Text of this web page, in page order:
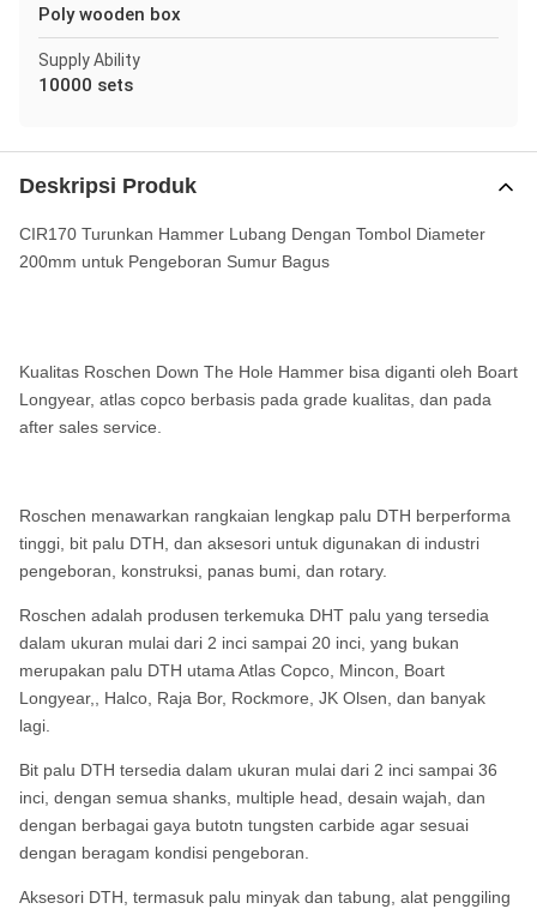
Poly wooden box
Supply Ability
10000 sets
Deskripsi Produk
CIR170 Turunkan Hammer Lubang Dengan Tombol Diameter
200mm untuk Pengeboran Sumur Bagus
Kualitas Roschen Down The Hole Hammer bisa diganti oleh Boart
Longyear, atlas copco berbasis pada grade kualitas, dan pada
after sales service.
Roschen menawarkan rangkaian lengkap palu DTH berperforma
tinggi, bit palu DTH, dan aksesori untuk digunakan di industri
pengeboran, konstruksi, panas bumi, dan rotary.
Roschen adalah produsen terkemuka DHT palu yang tersedia
dalam ukuran mulai dari 2 inci sampai 20 inci, yang bukan
merupakan palu DTH utama Atlas Copco, Mincon, Boart
Longyear,, Halco, Raja Bor, Rockmore, JK Olsen, dan banyak
lagi.
Bit palu DTH tersedia dalam ukuran mulai dari 2 inci sampai 36
inci, dengan semua shanks, multiple head, desain wajah, dan
dengan berbagai gaya butotn tungsten carbide agar sesuai
dengan beragam kondisi pengeboran.
Aksesori DTH, termasuk palu minyak dan tabung, alat penggiling